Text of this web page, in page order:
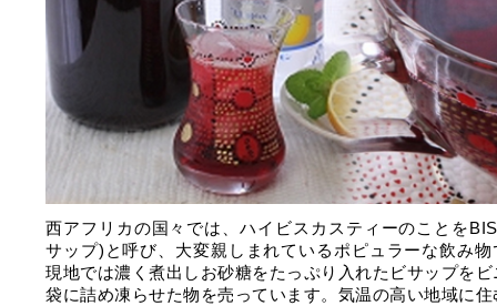
西アフリカの国々では、ハイビスカスティーのことを
サップ)と呼び、大変親しまれているポピュラーな飲み物
現地では濃く煮出しお砂糖をたっぷり入れたビサップを
袋に詰め凍らせた物を売っています。気温の高い地域に